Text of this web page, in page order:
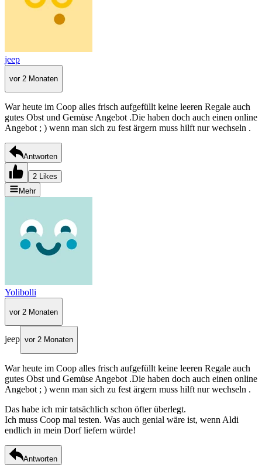
jeep
vor 2 Monaten
War heute im Coop alles frisch aufgefüllt keine leeren Regale auch
gutes Obst und Gemüse Angebot .Die haben doch auch einen online
Angebot ; ) wenn man sich zu fest ärgern muss hilft nur wechseln .
Antworten
2 Likes
Mehr
Yolibolli
vor 2 Monaten
jeep vor 2 Monaten
War heute im Coop alles frisch aufgefüllt keine leeren Regale auch
gutes Obst und Gemüse Angebot .Die haben doch auch einen online
Angebot ; ) wenn man sich zu fest ärgern muss hilft nur wechseln .
Das habe ich mir tatsächlich schon öfter überlegt.
Ich muss Coop mal testen. Was auch genial wäre ist, wenn Aldi
endlich in mein Dorf liefern würde!
Antworten